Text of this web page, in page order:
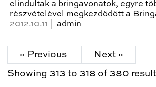
elindultak a bringavonatok, egyre
részvételével megkezdődött a
2012.10.11 | admin
« Previous Next »
Showing 313 to 318 of 380